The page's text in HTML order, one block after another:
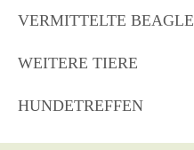
VERMITTELTE BEAGLE
WEITERE TIERE
HUNDETREFFEN